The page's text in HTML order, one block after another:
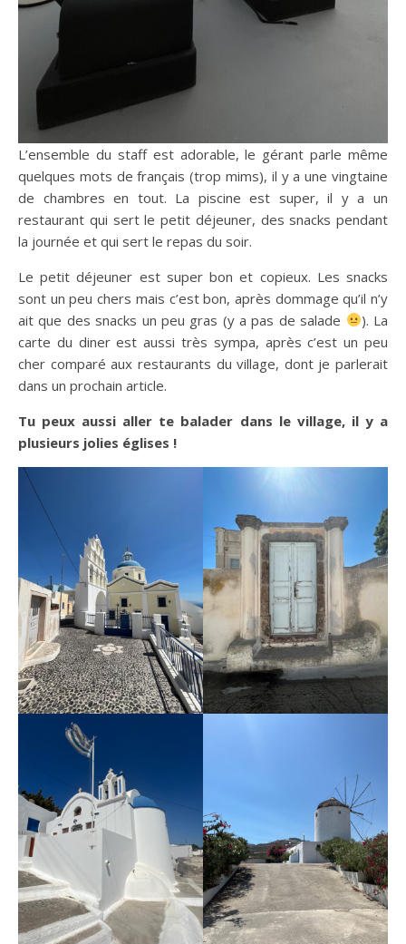
L’ensemble du staff est adorable, le gérant parle même
quelques mots de français (trop mims), il y a une vingtaine
de chambres en tout. La piscine est super, il y a un
restaurant qui sert le petit déjeuner, des snacks pendant
la journée et qui sert le repas du soir.
Le petit déjeuner est super bon et copieux. Les snacks
sont un peu chers mais c’est bon, après dommage qu’il n’y
ait que des snacks un peu gras (y a pas de salade
). La
carte du diner est aussi très sympa, après c’est un peu
cher comparé aux restaurants du village, dont je parlerait
dans un prochain article.
Tu peux aussi aller te balader dans le village, il y a
plusieurs jolies églises !